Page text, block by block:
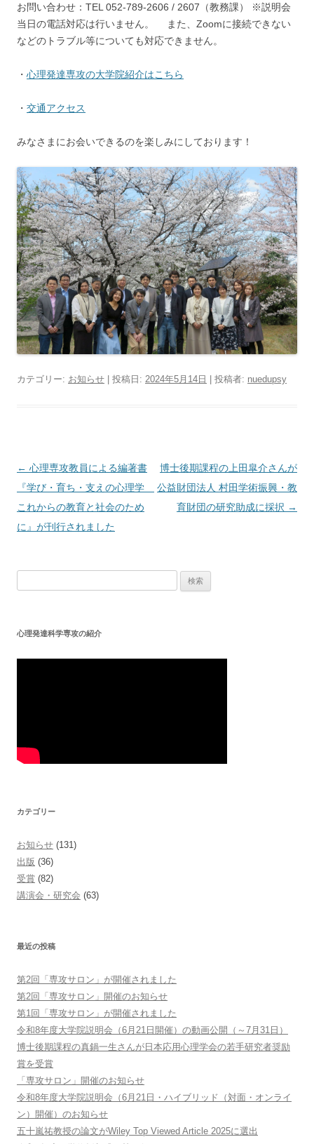
お問い合わせ：TEL 052-789-2606 / 2607（教務課） ※説明会
当日の電話対応は行いません。 また、Zoomに接続できない
などのトラブル等についても対応できません。
・ 心理発達専攻の大学院紹介はこちら
・ 交通アクセス
みなさまにお会いできるのを楽しみにしております！
カテゴリー: お知らせ | 投稿日: 2024年5月14日 | 投稿者: nuedupsy
投
稿
ナ
ビ
← 心理専攻教員による編著書
『学び・育ち・支えの心理学
これからの教育と社会のため
に』が刊行されました
博士後期課程の上田皐介さんが
公益財団法人 村田学術振興・教
育財団の研究助成に採択 →
索:
心理発達科学専攻の紹介
カテゴリー
お知らせ (131)
出版 (36)
受賞 (82)
講演会・研究会 (63)
最近の投稿
第2回「専攻サロン」が開催されました
第2回「専攻サロン」開催のお知らせ
第1回「専攻サロン」が開催されました
令和8年度大学院説明会（6月21日開催）の動画公開（～7月31日）
博士後期課程の真鍋一生さんが日本応用心理学会の若手研究者奨励
賞を受賞
「専攻サロン」開催のお知らせ
令和8年度大学院説明会（6月21日・ハイブリッド（対面・オンライ
ン）開催）のお知らせ
五十嵐祐教授の論文がWiley Top Viewed Article 2025に選出